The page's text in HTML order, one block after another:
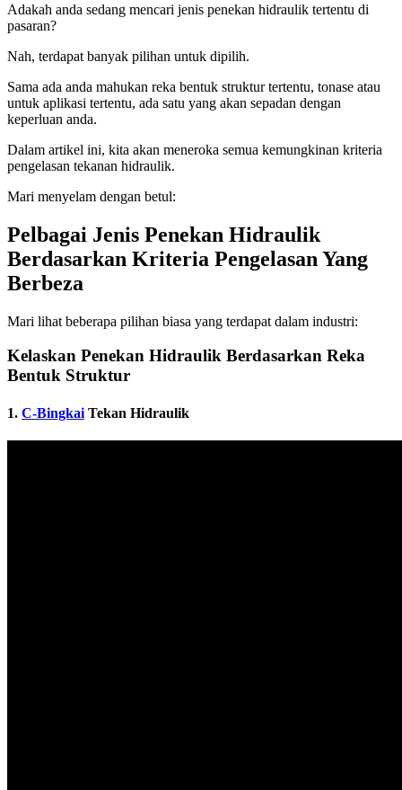
Adakah anda sedang mencari jenis penekan hidraulik tertentu di
pasaran?
Nah, terdapat banyak pilihan untuk dipilih.
Sama ada anda mahukan reka bentuk struktur tertentu, tonase atau
untuk aplikasi tertentu, ada satu yang akan sepadan dengan
keperluan anda.
Dalam artikel ini, kita akan meneroka semua kemungkinan kriteria
pengelasan tekanan hidraulik.
Mari menyelam dengan betul:
Pelbagai Jenis Penekan Hidraulik
Berdasarkan Kriteria Pengelasan Yang
Berbeza
Mari lihat beberapa pilihan biasa yang terdapat dalam industri:
Kelaskan Penekan Hidraulik Berdasarkan Reka
Bentuk Struktur
1. C-Bingkai Tekan Hidraulik